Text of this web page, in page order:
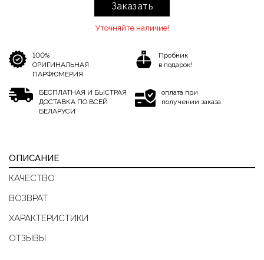
Заказать
Уточняйте наличие!
100%
ОРИГИНАЛЬНАЯ
ПАРФЮМЕРИЯ
Пробник
в подарок!
БЕСПЛАТНАЯ И БЫСТРАЯ
ДОСТАВКА ПО ВСЕЙ
БЕЛАРУСИ
оплата при
получении заказа
ОПИСАНИЕ
КАЧЕСТВО
ВОЗВРАТ
ХАРАКТЕРИСТИКИ
ОТЗЫВЫ